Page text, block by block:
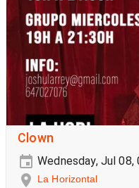
Clown
Wednesday, Jul
La Horizontal